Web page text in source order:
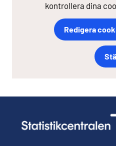
kontrollera dina
Redigera